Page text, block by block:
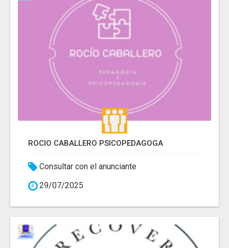
ROCIO CABALLERO PSICOPEDAGOGA
Consultar con el anunciante
29/07/2025